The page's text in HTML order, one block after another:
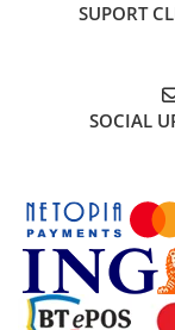
Patch panel-uri
Accesorii retelistica
PDU
UPS &
UPS-uri
SUPORT
SOCIAL